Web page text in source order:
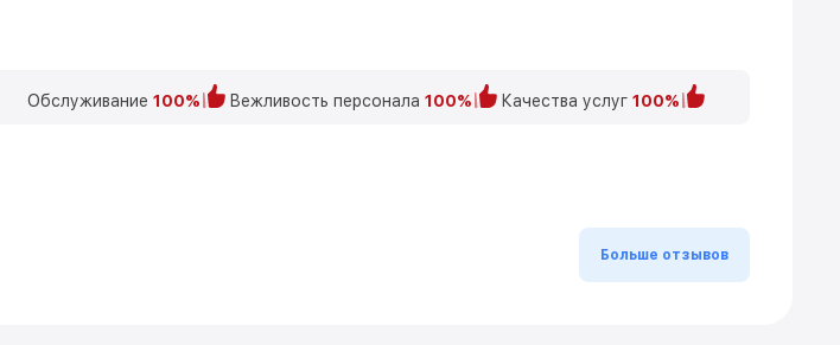
Обслуживание 100% Вежливость персонала 100% Качества услуг 100%
Больше отзывов